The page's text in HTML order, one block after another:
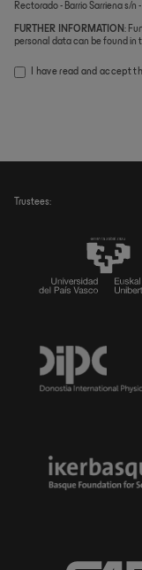
Rectorado - Barrio Sarriena s/n
FURTHER INFORMATION :
personal data can be found in
I have read and accept
Trustees: